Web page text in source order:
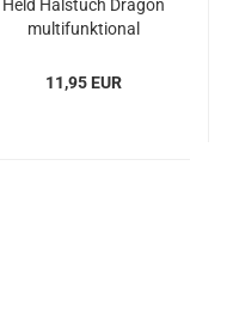
Held Halstuch Dragon
multifunktional
11,95 EUR